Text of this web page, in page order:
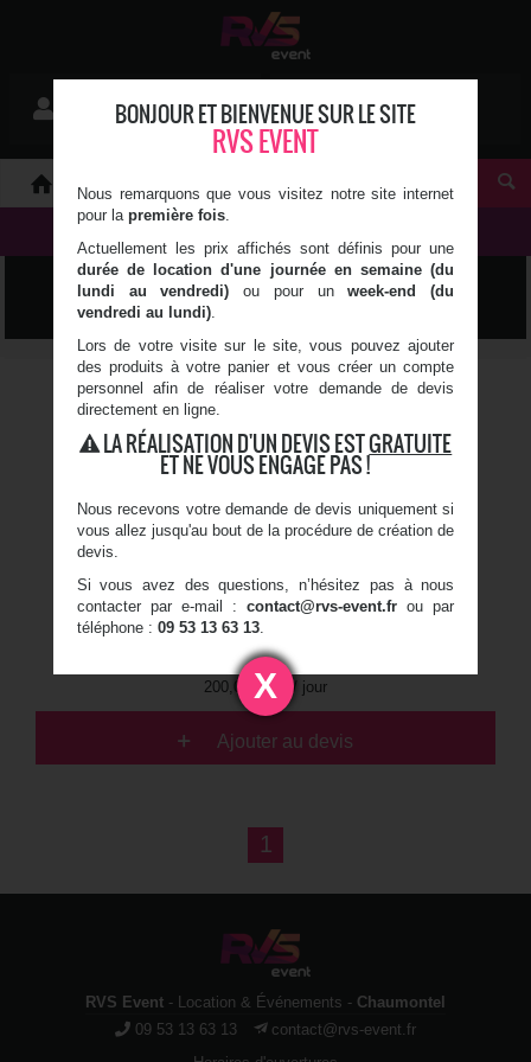
Se connecter
0 article(s)
SUMO
COSTUMES SUMO MOUSSE
Costume en mousse
Pour 2 personnes
adulte)
Tapis 5 x 5 m
costumes, tapis
240,00 € TTC / jour
200,00 € HT / jour
Ajouter au devis
1
RVS Event - Location & Événements - Chaumontel
09 53 13 63 13
contact@rvs-event.fr
X
BONJOUR ET BIENVENUE SUR LE SITE
RVS EVENT
Nous remarquons que vous visitez notre site internet
pour la première fois.
Actuellement les prix affichés sont définis pour une
durée de location d'une journée en semaine (du
lundi au vendredi) ou pour unweek-end (du
vendredi au lundi).
Lors de votre visite sur le site, vous pouvez ajouter
des produits à votre panier et vous créer un compte
personnel afin de réaliser votre demande de devis
directement en ligne.
LA RÉALISATION D'UN DEVIS ESTGRATUITE
ET NE VOUS ENGAGE PAS !
Nous recevons votre demande de devis uniquement si
vous allez jusqu'au bout de la procédure de création de
devis.
Si vous avez des questions, n’hésitez pas à nous
contacter par e-mail :contact@rvs-event.fr ou par
téléphone : 09 53 13 63 13.